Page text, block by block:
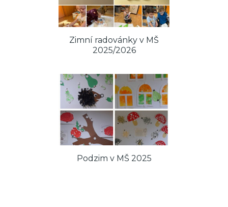
Zimní radovánky v MŠ
2025/2026
Podzim v MŠ 2025